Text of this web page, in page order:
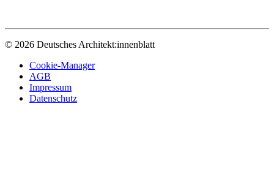
© 2026 Deutsches Architekt:innenblatt
Cookie-Manager
AGB
Impressum
Datenschutz